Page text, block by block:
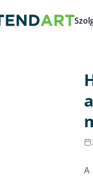
A